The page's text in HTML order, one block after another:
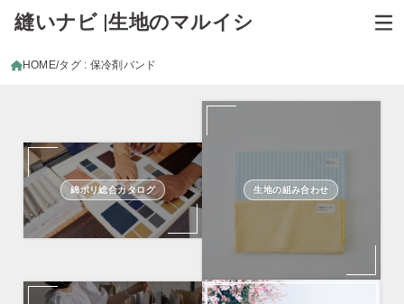
縫いナビ |生地のマルイシ
HOME タグ : 保冷剤バンド
綿ポリ総合カタログ 生地の組み合わせ